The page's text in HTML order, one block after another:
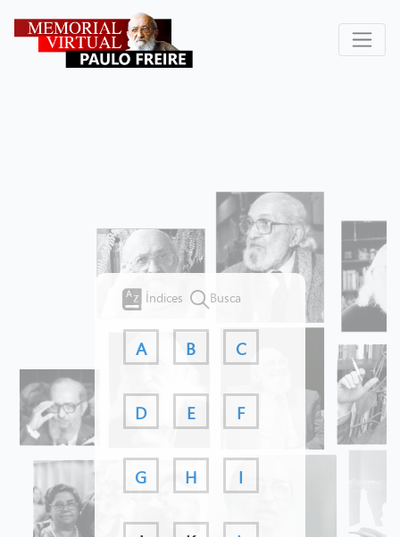
Índices Busca
A B C
D E F
G H I